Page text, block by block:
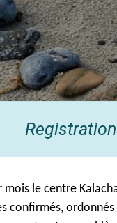
mois le centre
confirmés,